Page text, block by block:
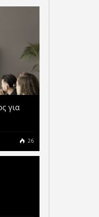
ΚΙΝΟΥΝΤΑΙ ΟΙ
ΣΤΗΝ ΠΑΓΚΟΣΜΙΑ
ΑΓΟΡΑ CLOUD
για
26